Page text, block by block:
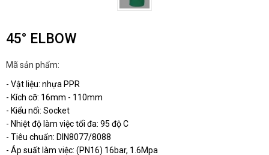
45° ELBOW
Mã sản phẩm:
- Vật liệu: nhựa PPR
- Kích cỡ: 16mm - 110mm
- Kiểu nối: Socket
- Nhiệt độ làm việc tối đa: 95 độ C
- Tiêu chuẩn: DIN8077/8088
- Áp suất làm việc: (PN16) 16bar, 1.6Mpa